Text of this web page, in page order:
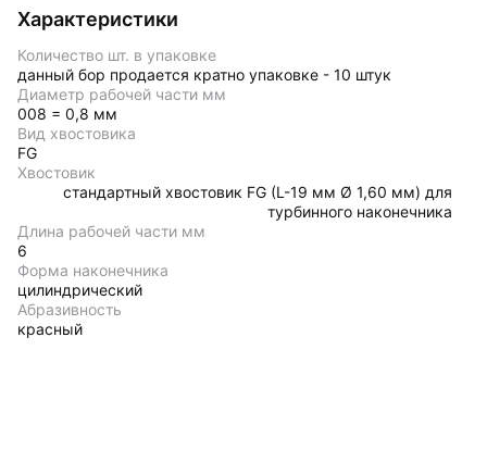
Характеристики
Количество шт. в упаковке
данный бор продается кратно упаковке - 10 штук
Диаметр рабочей части мм
008 = 0,8 мм
Вид хвостовика
FG
Хвостовик
стандартный хвостовик FG (L-19 мм Ø 1,60 мм) для
турбинного наконечника
Длина рабочей части мм
6
Форма наконечника
цилиндрический
Абразивность
красный